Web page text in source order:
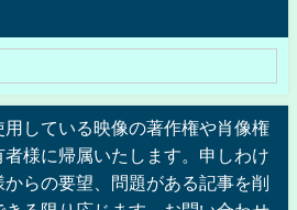
している映像の著作権や肖像権
様に帰属いたします。申しわけ
らの要望、問題がある記事を削